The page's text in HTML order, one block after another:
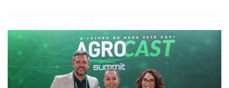
Consulting
Manager
ONE
CHB